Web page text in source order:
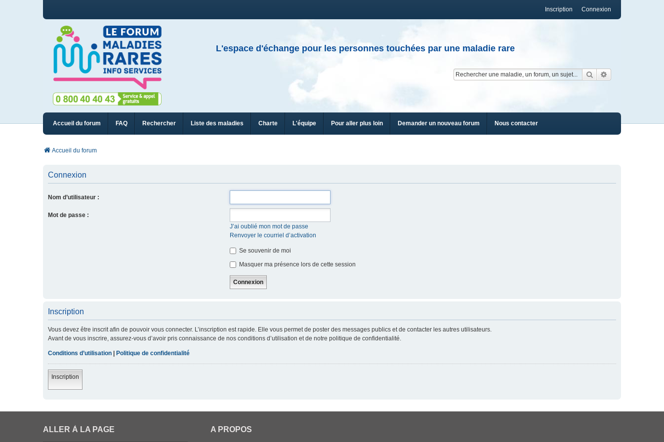
Connexion
Inscription
L'espace d'échange pour les personnes touchées par une maladie rare
Rechercher
Accueil du forum FAQ Rechercher Liste des maladies Charte L'équipe Pour aller plus loin Demander un nouveau forum Nous contacter
Accueil du forum
Connexion
Nom d’utilisateur :
Mot de passe :
J’ai oublié mon mot de passe
Renvoyer le courriel d’activation
Se souvenir de moi
Masquer ma présence lors de cette session
Inscription
Vous devez être inscrit afin de pouvoir vous connecter. L’inscription est rapide. Elle vous permet de poster des messages publics et de contacter les autres utilisateurs.
Avant de vous inscrire, assurez-vous d’avoir pris connaissance de nos conditions d’utilisation et de notre politique de confidentialité.
Conditions d’utilisation Politique de confidentialité
Inscription
ALLER À LA PAGE A PROPOS